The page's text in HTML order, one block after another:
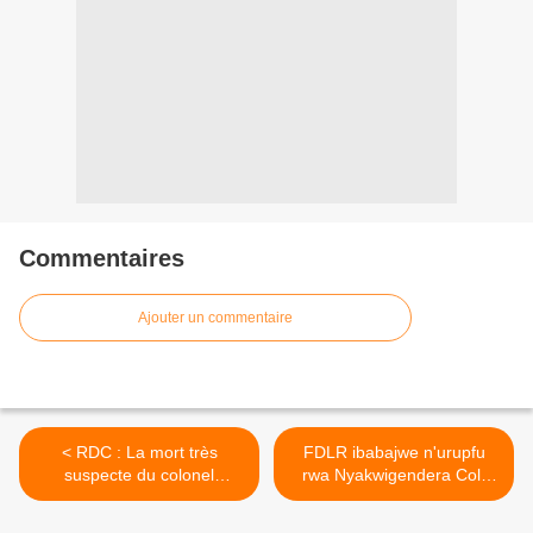
Commentaires
Ajouter un commentaire
< RDC : La mort très
suspecte du colonel
Mamadou Ndala
FDLR ibabajwe n'urupfu
rwa Nyakwigendera Col.
Patrick Karegeya >